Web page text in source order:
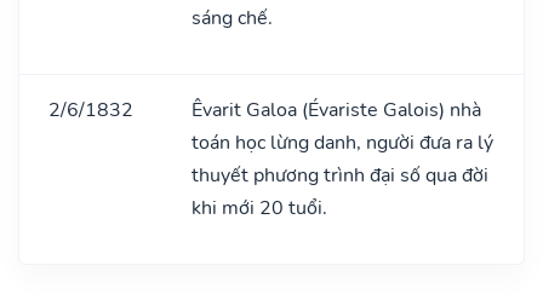
sáng chế.
2/6/1832
Êvarit Galoa (Évariste Galois) nhà
toán học lừng danh, người đưa ra lý
thuyết phương trình đại số qua đời
khi mới 20 tuổi.